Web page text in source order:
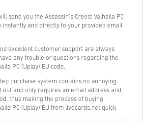
send you the Assassin’s Creed: Valhalla PC
instantly and directly to your provided email
excellent customer support are always
any trouble or questions regarding the
PC (Uplay) EU code.
purchase system contains no annoying
and only requires an email address and
thus making the process of buying
PC (Uplay) EU from livecards.net quick